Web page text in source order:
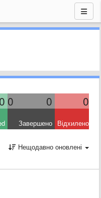
0 0 0 0
Завершено Відхилено
Нещодавно оновлені